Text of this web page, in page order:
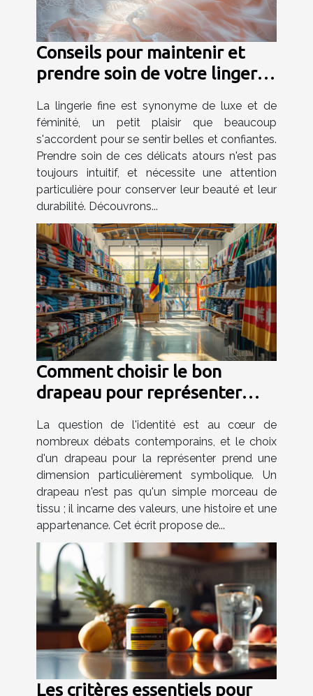
Conseils pour maintenir et
prendre soin de votre lingerie
La lingerie fine est synonyme de luxe et de
féminité, un petit plaisir que beaucoup
s'accordent pour se sentir belles et confiantes.
Prendre soin de ces délicats atours n'est pas
toujours intuitif, et nécessite une attention
particulière pour conserver leur beauté et leur
durabilité. Découvrons...
Comment choisir le bon
drapeau pour représenter
La question de l'identité est au cœur de
nombreux débats contemporains, et le choix
d'un drapeau pour la représenter prend une
dimension particulièrement symbolique. Un
drapeau n'est pas qu'un simple morceau de
tissu ; il incarne des valeurs, une histoire et une
appartenance. Cet écrit propose de...
Les critères essentiels pour